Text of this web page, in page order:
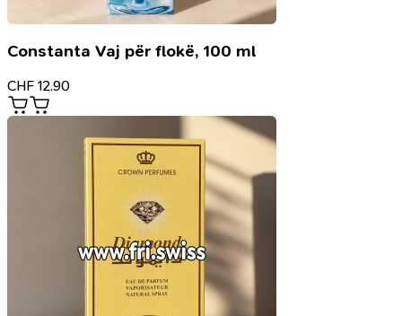
Constanta Vaj për flokë, 100 ml
CHF 12.90